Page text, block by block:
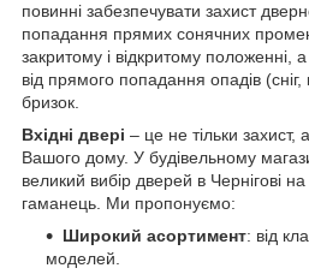
повинні забезпечувати захист
попадання прямих сонячних
закритому i вiдкритому положеннi, а
вiд прямого попадання опадiв
бризок.
Вхідні двері – це не тільки захист,
Вашого дому. У будівельному
великий вибір дверей в Чернігові
гаманець. Ми пропонуємо:
Широкий асортимент: від
моделей.